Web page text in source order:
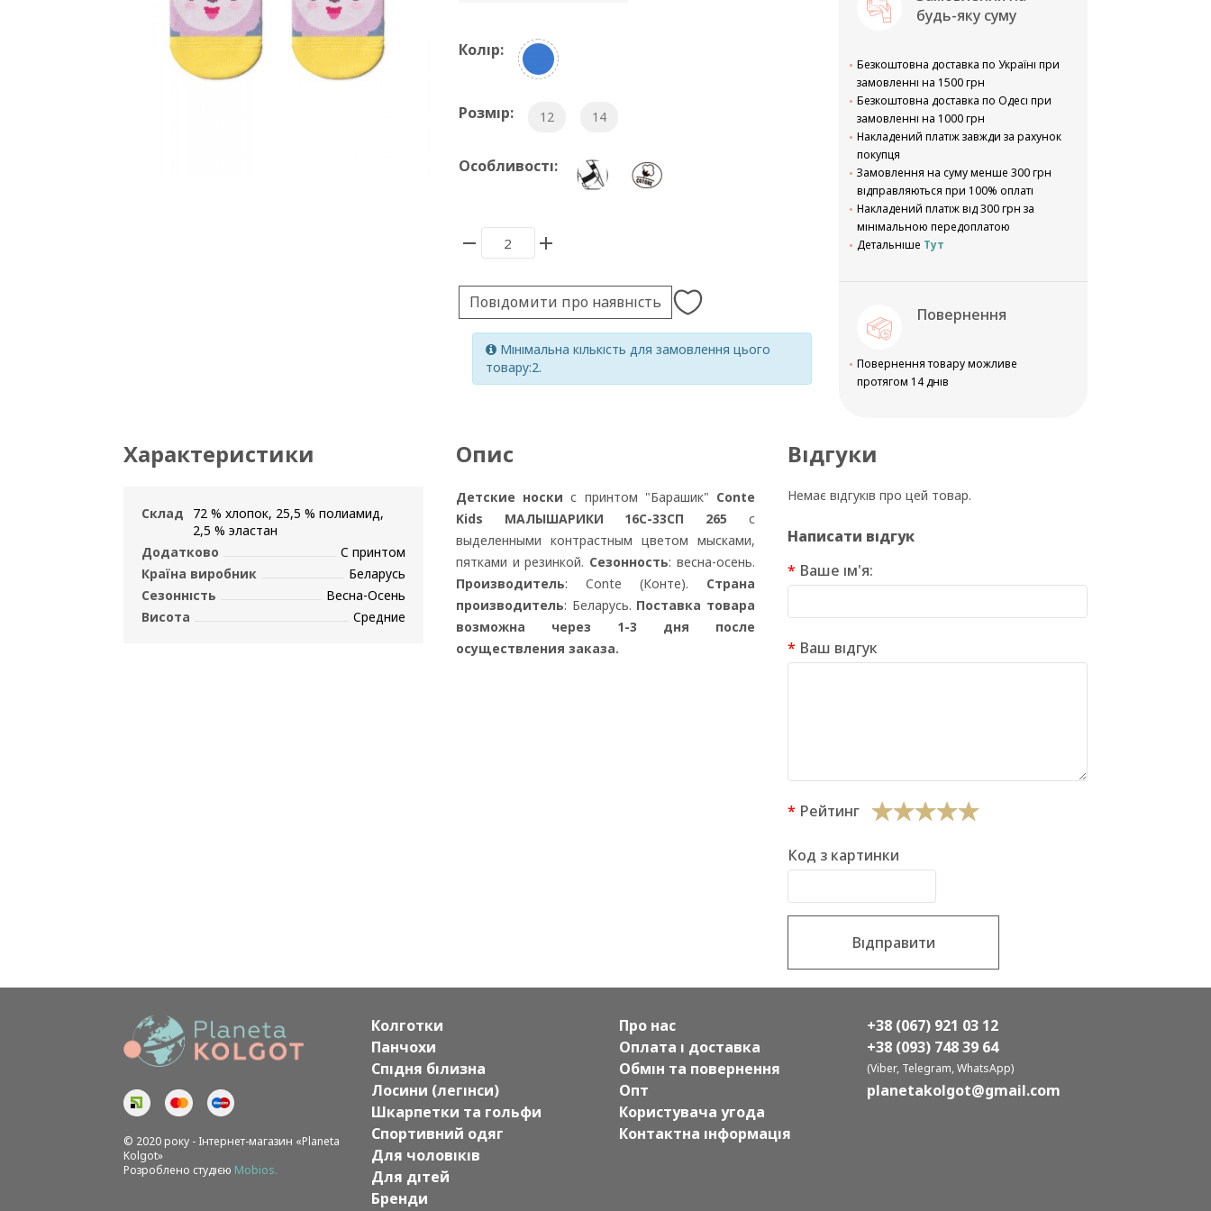
Колір:
Розмір: 12 14
Особливості:
Повідомити про наявність
Мінімальна кількість для замовлення цього
товару:2.
будь-яку суму
Безкоштовна доставка по Україні при
замовленні на 1500 грн
Безкоштовна доставка по Одесі при
замовленні на 1000 грн
Накладений платіж завжди за рахунок
покупця
Замовлення на суму менше 300 грн
відправляються при 100% оплаті
Накладений платіж від 300 грн за
мінімальною передоплатою
Детальніше Тут
Повернення
Повернення товару можливе
протягом 14 днів
Характеристики
Склад
72 % хлопок, 25,5 % полиамид,
2,5 % эластан
Додатково
С принтом
Країна виробник
Беларусь
Сезонність
Весна-Осень
Висота
Средние
Опис
Детские носки с принтом "Барашик" Conte
Kids МАЛЫШАРИКИ 16С-33СП 265 с
выделенными контрастным цветом мысками,
пятками и резинкой. Сезонность: весна-осень.
Производитель: Conte (Конте). Страна
производитель: Беларусь. Поставка товара
возможна через 1-3 дня после
осуществления заказа.
Відгуки
Немає відгуків про цей товар.
Написати відгук
Ваше ім'я:
Ваш відгук
Рейтинг
Код з картинки
Відправити
© 2020 року - Інтернет-магазин «Planeta
Kolgot»
Розроблено студією Mobios.
Колготки
Панчохи
Спідня білизна
Лосини (легінси)
Шкарпетки та гольфи
Спортивний одяг
Для чоловіків
Для дітей
Бренди
Про нас
Оплата і доставка
Обмін та повернення
Опт
Користувача угода
Контактна інформація
+38 (067) 921 03 12
+38 (093) 748 39 64
(Viber, Telegram, WhatsApp)
planetakolgot@gmail.com